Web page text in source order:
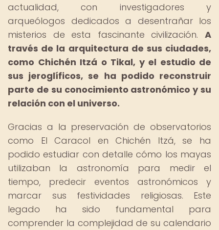
actualidad, con investigadores y
arqueólogos dedicados a desentrañar los
misterios de esta fascinante civilización. A
través de la arquitectura de sus ciudades,
como Chichén Itzá o Tikal, y el estudio de
sus jeroglíficos, se ha podido reconstruir
parte de su conocimiento astronómico y su
relación con el universo.
Gracias a la preservación de observatorios
como El Caracol en Chichén Itzá, se ha
podido estudiar con detalle cómo los mayas
utilizaban la astronomía para medir el
tiempo, predecir eventos astronómicos y
marcar sus festividades religiosas. Este
legado ha sido fundamental para
comprender la complejidad de su calendario